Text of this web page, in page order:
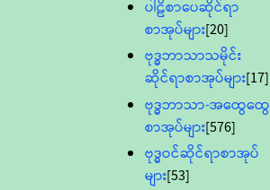
ပါဠိစာပေဆိုင်ရာ
စာအုပ်များ[20]
ဗုဒ္ဓဘာသာသမိုင်း
ဆိုင်ရာစာအုပ်များ[17]
ဗုဒ္ဓဘာသာ-အထွေထွေ
စာအုပ်များ[576]
ဗုဒ္ဓဝင်ဆိုင်ရာစာအုပ်
များ[53]